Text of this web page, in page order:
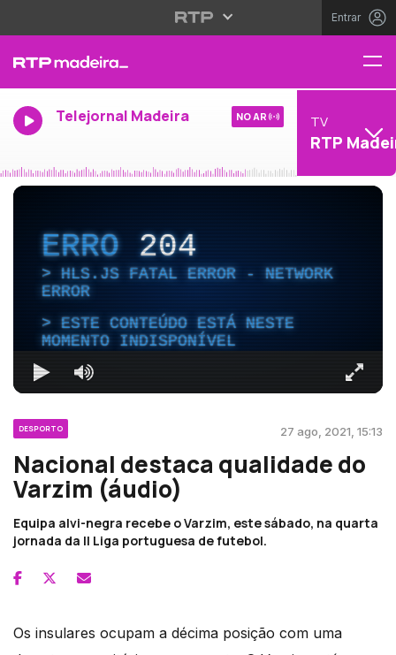
Entrar
Telejornal Madeira NO AR TV
RTP
ERRO204
HLS.JS FATAL ERROR - NETWORK
ERROR
ESTE CONTEÚDO ESTÁ NESTE
MOMENTO INDISPONÍVEL
DESPORTO 27 ago, 2021, 15:13
Nacional destaca qualidade do
Varzim (áudio)
Equipa alvi-negra recebe o Varzim, este sábado, na quarta
jornada da II Liga portuguesa de futebol.
Os insulares ocupam a décima posição com uma